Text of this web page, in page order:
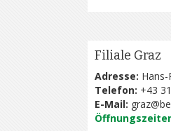
Filiale Graz
Adresse:
Telefon: +43
E-Mail: